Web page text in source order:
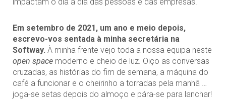
Em setembro de 2021, um ano e meio depois,
escrevo-vos sentada à minha secretária na
Softway. À minha frente vejo toda a nossa equipa neste
open space moderno e cheio de luz. Oiço as conversas
cruzadas, as histórias do fim de semana, a máquina do
café a funcionar e o cheirinho a torradas pela manhã …
joga-se setas depois do almoço e pára-se para lanchar!